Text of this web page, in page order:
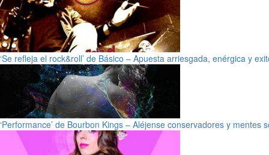
‘Se refleja el rock&roll’ de Básico – Apuesta arriesgada, enérgica y
‘Performance’ de Bourbon Kings – Aléjense conservadores y mentes